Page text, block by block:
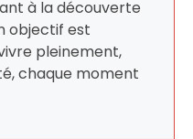
à la découverte
objectif est
pleinement,
chaque moment